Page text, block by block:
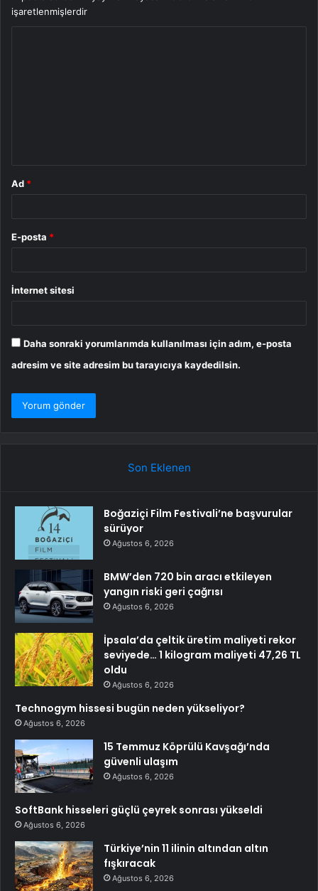
işaretlenmişlerdir
Ad *
E-posta *
İnternet sitesi
Daha sonraki yorumlarımda kullanılması için adım, e-posta
adresim ve site adresim bu tarayıcıya kaydedilsin.
Son Eklenen
Boğaziçi Film Festivali’ne başvurular
sürüyor
Ağustos 6, 2026
BMW’den 720 bin aracı etkileyen
yangın riski geri çağrısı
Ağustos 6, 2026
İpsala’da çeltik üretim maliyeti rekor
seviyede… 1 kilogram maliyeti 47,26 TL
oldu
Ağustos 6, 2026
Technogym hissesi bugün neden yükseliyor?
Ağustos 6, 2026
15 Temmuz Köprülü Kavşağı’nda
güvenli ulaşım
Ağustos 6, 2026
SoftBank hisseleri güçlü çeyrek sonrası yükseldi
Ağustos 6, 2026
Türkiye’nin 11 ilinin altından altın
fışkıracak
Ağustos 6, 2026